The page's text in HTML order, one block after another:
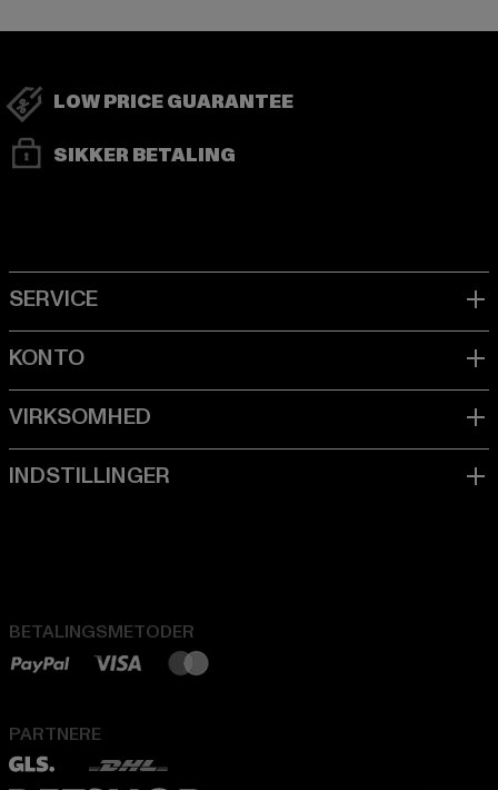
LOW PRICE GUARANTEE
SIKKER BETALING
BETALINGSMETODER
PARTNERE